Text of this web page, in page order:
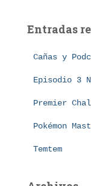
r
Entradas
Cañas y
Episodio 3
Premier
Pokémon
Temtem